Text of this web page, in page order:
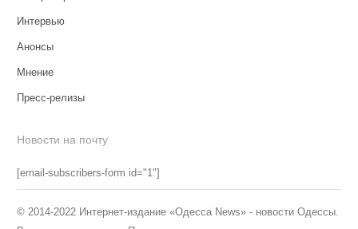
Интервью
Анонсы
Мнение
Пресс-релизы
Новости на почту
[email-subscribers-form id="1"]
© 2014-2022 Интернет-издание «Одесса News» - новости Одессы.